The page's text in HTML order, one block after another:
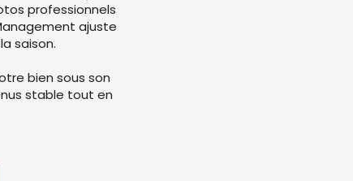
professionnels
ajuste
saison.
bien sous son
stable tout en